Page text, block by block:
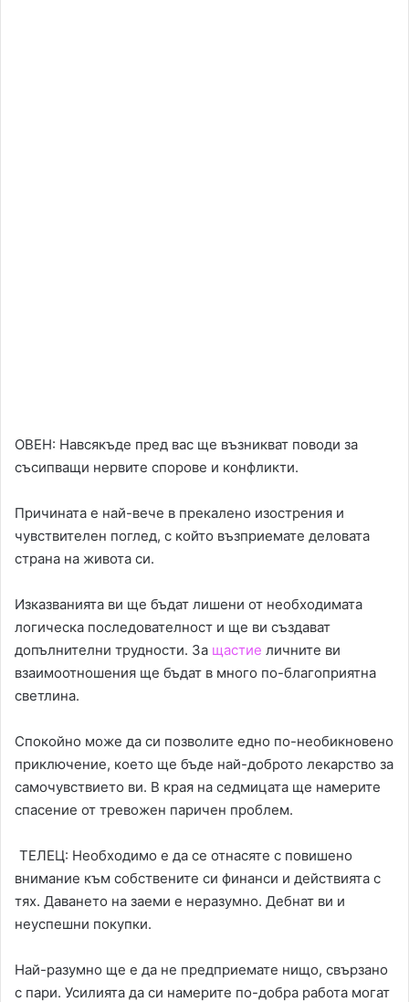
ОВЕН: Навсякъде пред вас ще възникват поводи за
съсипващи нервите спорове и конфликти.
Причината е най-вече в прекалено изострения и
чувствителен поглед, с който възприемате деловата
страна на живота си.
Изказванията ви ще бъдат лишени от необходимата
логическа последователност и ще ви създават
допълнителни трудности. За щастие личните ви
взаимоотношения ще бъдат в много по-благоприятна
светлина.
Спокойно може да си позволите едно по-необикновено
приключение, което ще бъде най-доброто лекарство за
самочувствието ви. В края на седмицата ще намерите
спасение от тревожен паричен проблем.
ТЕЛЕЦ: Необходимо е да се отнасяте с повишено
внимание към собствените си финанси и действията с
тях. Даването на заеми е неразумно. Дебнат ви и
неуспешни покупки.
Най-разумно ще е да не предприемате нищо, свързано
с пари. Усилията да си намерите по-добра работа могат